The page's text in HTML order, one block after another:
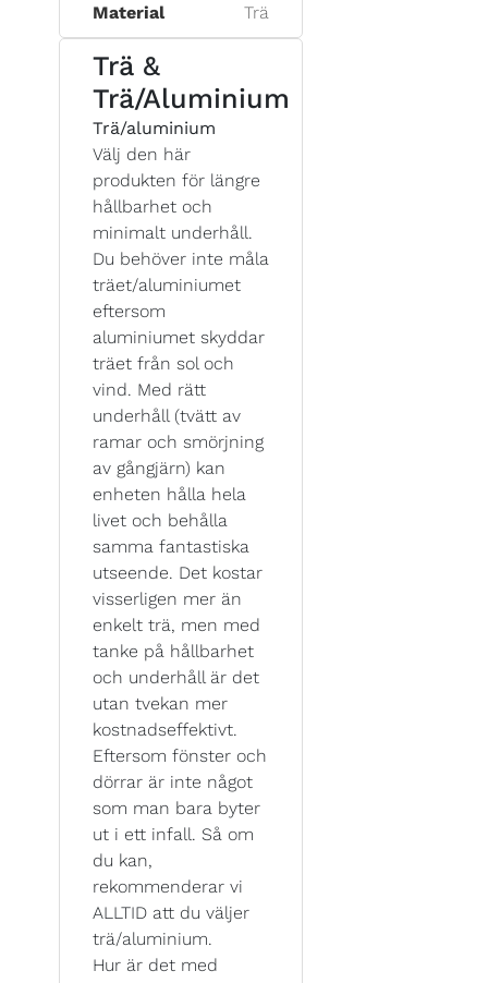
Material Trä
Trä &
Trä/Aluminium
Trä/aluminium
Välj den här
produkten för längre
hållbarhet och
minimalt underhåll.
Du behöver inte måla
träet/aluminiumet
eftersom
aluminiumet skyddar
träet från sol och
vind. Med rätt
underhåll (tvätt av
ramar och smörjning
av gångjärn) kan
enheten hålla hela
livet och behålla
samma fantastiska
utseende. Det kostar
visserligen mer än
enkelt trä, men med
tanke på hållbarhet
och underhåll är det
utan tvekan mer
kostnadseffektivt.
Eftersom fönster och
dörrar är inte något
som man bara byter
ut i ett infall. Så om
du kan,
rekommenderar vi
ALLTID att du väljer
trä/aluminium.
Hur är det med